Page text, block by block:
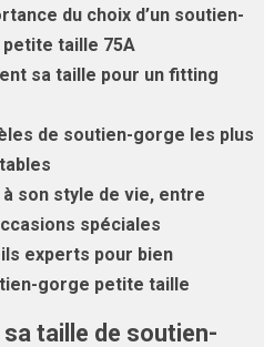
du choix d’un soutien-
taille 75A
sa taille pour un fitting
de soutien-gorge les plus
son style de vie, entre
spéciales
experts pour bien
gorge petite taille
taille de soutien-